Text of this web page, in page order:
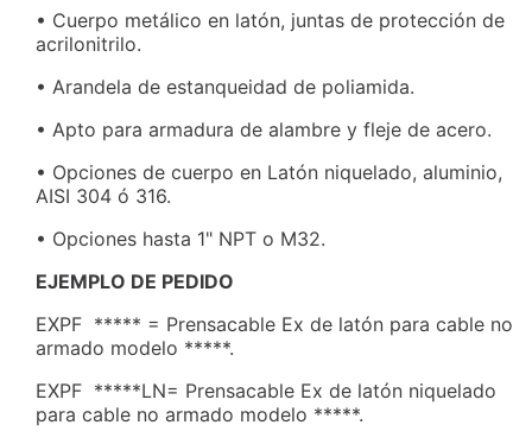
• Cuerpo metálico en latón, juntas de protección de
acrilonitrilo.
• Arandela de estanqueidad de poliamida.
• Apto para armadura de alambre y fleje de acero.
• Opciones de cuerpo en Latón niquelado, aluminio,
AISI 304 ó 316.
• Opciones hasta 1" NPT o M32.
EJEMPLO DE PEDIDO
EXPF ***** = Prensacable Ex de latón para cable no
armado modelo *****.
EXPF *****LN= Prensacable Ex de latón niquelado
para cable no armado modelo *****.